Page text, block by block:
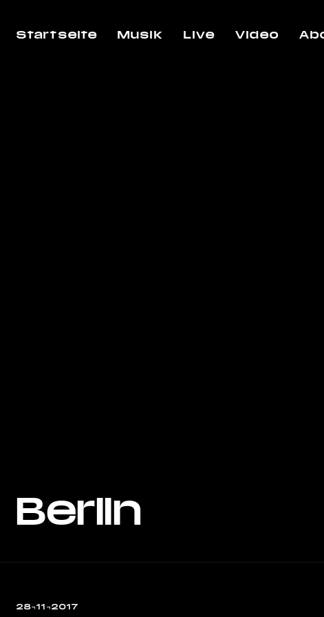
Startseite Musik Live Video
Berlin
28¬11¬2017